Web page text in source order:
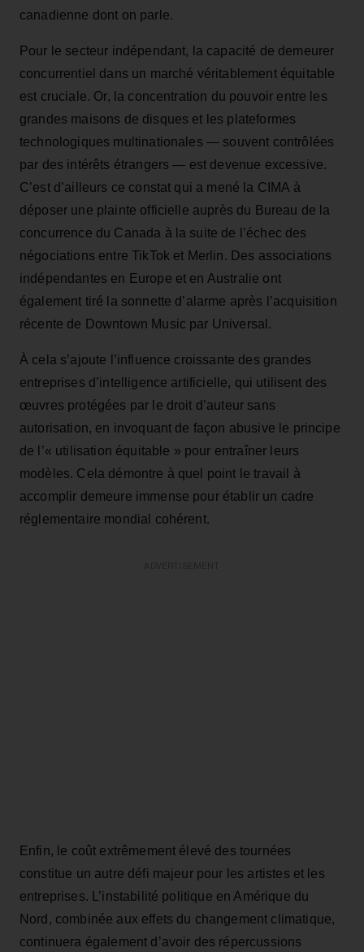
canadienne dont on parle.
Pour le secteur indépendant, la capacité de demeurer
concurrentiel dans un marché véritablement équitable
est cruciale. Or, la concentration du pouvoir entre les
grandes maisons de disques et les plateformes
technologiques multinationales — souvent contrôlées
par des intérêts étrangers — est devenue excessive.
C’est d’ailleurs ce constat qui a mené la CIMA à
déposer une plainte officielle auprès du Bureau de la
concurrence du Canada à la suite de l’échec des
négociations entre TikTok et Merlin. Des associations
indépendantes en Europe et en Australie ont
également tiré la sonnette d’alarme après l’acquisition
récente de Downtown Music par Universal.
À cela s’ajoute l’influence croissante des grandes
entreprises d’intelligence artificielle, qui utilisent des
œuvres protégées par le droit d’auteur sans
autorisation, en invoquant de façon abusive le principe
de l’« utilisation équitable » pour entraîner leurs
modèles. Cela démontre à quel point le travail à
accomplir demeure immense pour établir un cadre
réglementaire mondial cohérent.
Enfin, le coût extrêmement élevé des tournées
constitue un autre défi majeur pour les artistes et les
entreprises. L’instabilité politique en Amérique du
Nord, combinée aux effets du changement climatique,
continuera également d’avoir des répercussions